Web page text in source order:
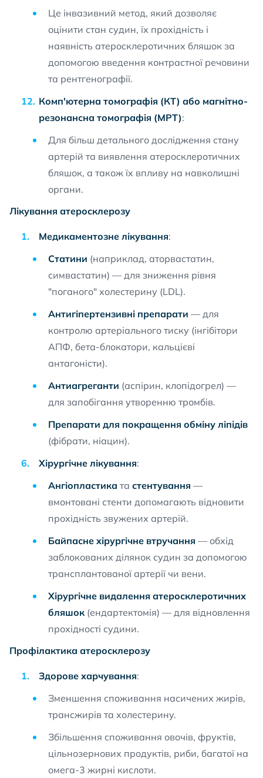
Це інвазивний метод, який дозволяє
оцінити стан судин, їх прохідність і
наявність атеросклеротичних бляшок за
допомогою введення контрастної речовини
та рентгенографії.
Комп'ютерна томографія (КТ) або магнітно-
резонансна томографія (МРТ):
Для більш детального дослідження стану
артерій та виявлення атеросклеротичних
бляшок, а також їх впливу на навколишні
органи.
Лікування атеросклерозу
Медикаментозне лікування:
Статини (наприклад, аторвастатин,
симвастатин) — для зниження рівня
"поганого" холестерину (LDL).
Антигіпертензивні препарати — для
контролю артеріального тиску (інгібітори
АПФ, бета-блокатори, кальцієві
антагоністи).
Антиагреганти (аспірин, клопідогрел) —
для запобігання утворенню тромбів.
Препарати для покращення обміну ліпідів
(фібрати, ніацин).
Хірургічне лікування:
Ангіопластика та стентування —
вмонтовані стенти допомагають відновити
прохідність звужених артерій.
Байпасне хірургічне втручання — обхід
заблокованих ділянок судин за допомогою
трансплантованої артерії чи вени.
Хірургічне видалення атеросклеротичних
бляшок (ендартектомія) — для відновлення
прохідності судини.
Профілактика атеросклерозу
Здорове харчування:
Зменшення споживання насичених жирів,
трансжирів та холестерину.
Збільшення споживання овочів, фруктів,
цільнозернових продуктів, риби, багатої на
омега-3 жирні кислоти.